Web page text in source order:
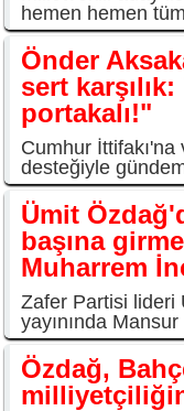
hemen hemen
Önder
sert
portakalı!"
Cumhur
desteğiyle
Ümit
başına
Muharrem
Zafer Partisi lideri
yayınında Mansur
Özdağ,